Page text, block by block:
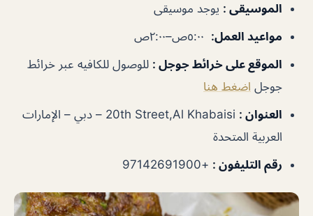
الموسيقى : يوجد موسيقى
مواعيد العمل:
الموقع على خرائط جوجل : للوصول للكافيه عبر خرائط
جوجل اضغط هنا
العنوان :
20th Street,Al Khabaisi – دبي – الإمارات
العربية المتحدة
رقم التليفون : +97142691900